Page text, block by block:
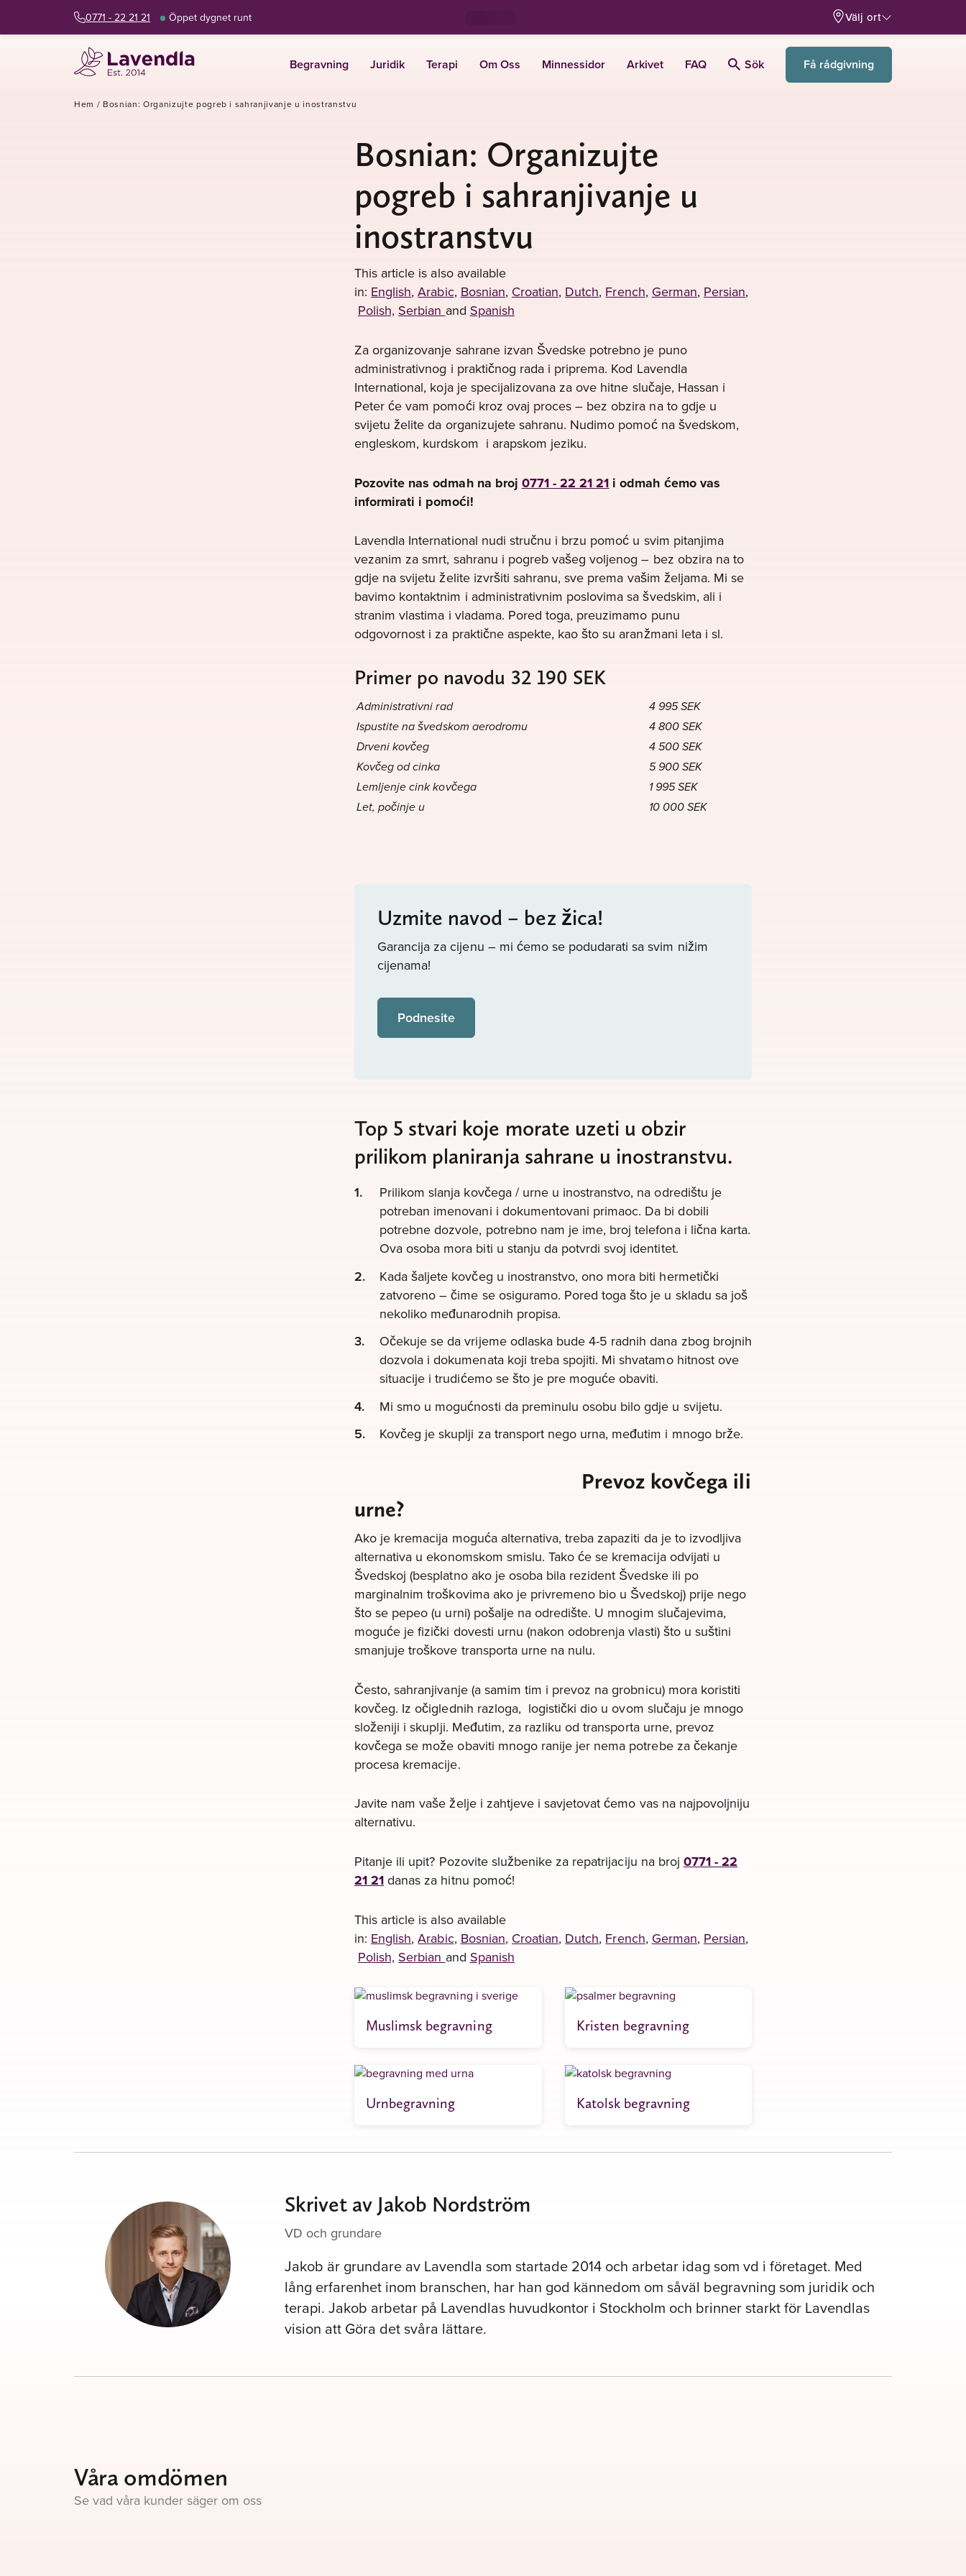
0771 - 22 21 21 Öppet dygnet runt Välj ort
Begravning Juridik Terapi Om Oss Minnessidor Arkivet FAQ Sök Få rådgivning
Hem / Bosnian: Organizujte pogreb i sahranjivanje u inostranstvu
Bosnian: Organizujte
pogreb i sahranjivanje u
inostranstvu
This article is also available
in: English,Arabic, Bosnian, Croatian, Dutch, French, German, Persian,
Polish, Serbian and Spanish
Za organizovanje sahrane izvan Švedske potrebno je puno
administrativnog i praktičnog rada i priprema. Kod Lavendla
International, koja je specijalizovana za ove hitne slučaje, Hassan i
Peter će vam pomoći kroz ovaj proces – bez obzira na to gdje u
svijetu želite da organizujete sahranu. Nudimo pomoć na švedskom,
engleskom, kurdskom i arapskom jeziku.
Pozovite nas odmah na broj 0771 - 22 21 21 i odmah ćemo vas
informirati i pomoći!
Lavendla International nudi stručnu i brzu pomoć u svim pitanjima
vezanim za smrt, sahranu i pogreb vašeg voljenog – bez obzira na to
gdje na svijetu želite izvršiti sahranu, sve prema vašim željama. Mi se
bavimo kontaktnim i administrativnim poslovima sa švedskim, ali i
stranim vlastima i vladama. Pored toga, preuzimamo punu
odgovornost i za praktične aspekte, kao što su aranžmani leta i sl.
Primer po navodu 32 190 SEK
Administrativni rad
4 995 SEK
Ispustite na švedskom aerodromu
4 800 SEK
Drveni kovčeg
4 500 SEK
Kovčeg od cinka
5 900 SEK
Lemljenje cink kovčega
1 995 SEK
Let, počinje u
10 000 SEK
Uzmite navod – bez žica!
Garancija za cijenu – mi ćemo se podudarati sa svim nižim
cijenama!
Podnesite
Top 5 stvari koje morate uzeti u obzir
prilikom planiranja sahrane u inostranstvu.
Prilikom slanja kovčega / urne u inostranstvo, na odredištu je
potreban imenovani i dokumentovani primaoc. Da bi dobili
potrebne dozvole, potrebno nam je ime, broj telefona i lična karta.
Ova osoba mora biti u stanju da potvrdi svoj identitet.
Kada šaljete kovčeg u inostranstvo, ono mora biti hermetički
zatvoreno – čime se osiguramo. Pored toga što je u skladu sa još
nekoliko međunarodnih propisa.
Očekuje se da vrijeme odlaska bude 4-5 radnih dana zbog brojnih
dozvola i dokumenata koji treba spojiti. Mi shvatamo hitnost ove
situacije i trudićemo se što je pre moguće obaviti.
Mi smo u mogućnosti da preminulu osobu bilo gdje u svijetu.
Kovčeg je skuplji za transport nego urna, međutim i mnogo brže.
Prevoz kovčega ili
urne?
Ako je kremacija moguća alternativa, treba zapaziti da je to izvodljiva
alternativa u ekonomskom smislu. Tako će se kremacija odvijati u
Švedskoj (besplatno ako je osoba bila rezident Švedske ili po
marginalnim troškovima ako je privremeno bio u Švedskoj) prije nego
što se pepeo (u urni) pošalje na odredište. U mnogim slučajevima,
moguće je fizički dovesti urnu (nakon odobrenja vlasti) što u suštini
smanjuje troškove transporta urne na nulu.
Često, sahranjivanje (a samim tim i prevoz na grobnicu) mora koristiti
kovčeg. Iz očiglednih razloga, logistički dio u ovom slučaju je mnogo
složeniji i skuplji. Međutim, za razliku od transporta urne, prevoz
kovčega se može obaviti mnogo ranije jer nema potrebe za čekanje
procesa kremacije.
Javite nam vaše želje i zahtjeve i savjetovat ćemo vas na najpovoljniju
alternativu.
Pitanje ili upit? Pozovite službenike za repatrijaciju na broj 0771 - 22
21 21 danas za hitnu pomoć!
This article is also available
in: English,Arabic, Bosnian, Croatian, Dutch, French, German, Persian,
Polish, Serbian and Spanish
Muslimsk begravning Kristen begravning
Urnbegravning Katolsk begravning
Skrivet av Jakob Nordström
VD och grundare
Jakob är grundare av Lavendla som startade 2014 och arbetar idag som vd i företaget. Med
lång erfarenhet inom branschen, har han god kännedom om såväl begravning som juridik och
terapi. Jakob arbetar på Lavendlas huvudkontor i Stockholm och brinner starkt för Lavendlas
vision att Göra det svåra lättare.
Våra omdömen
Se vad våra kunder säger om oss